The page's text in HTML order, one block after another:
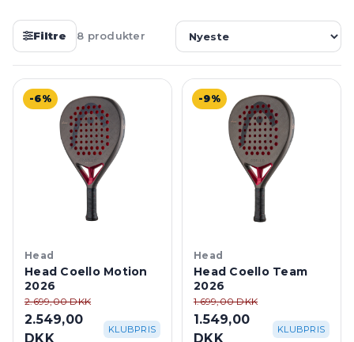
Filtre 8 produkter
-6%
Head
Head Coello Motion
2026
2.699,00 DKK
2.549,00
DKK
KLUBPRIS
-9%
Head
Head Coello Team
2026
1.699,00 DKK
1.549,00
DKK
KLUBPRIS